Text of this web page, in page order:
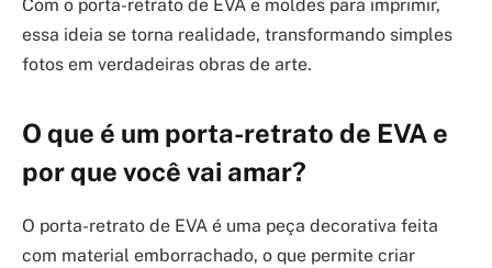
Com o porta-retrato de EVA e moldes para imprimir,
essa ideia se torna realidade, transformando simples
fotos em verdadeiras obras de arte.
O que é um porta-retrato de EVA e
por que você vai amar?
O porta-retrato de EVA é uma peça decorativa feita
com material emborrachado, o que permite criar